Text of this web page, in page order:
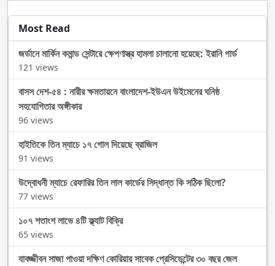
Most Read
জর্ডানে মার্কিন কমান্ড সেন্টারে ক্ষেপণাস্ত্র হামলা চালানো হয়েছে: ইরানি গার্ড
121 views
বাসস দেশ-৫৪ : নারীর ক্ষমতায়নে বাংলাদেশ-ইউএন উইমেনের ঘনিষ্ঠ
সহযোগিতার অঙ্গীকার
96 views
হাইতিকে তিন ম্যাচে ১৭ গোল দিয়েছে ব্রাজিল
91 views
উদ্বোধনী ম্যাচে রেফারির তিন লাল কার্ডের সিদ্ধান্ত কি সঠিক ছিলো?
77 views
১০৭ শতাংশ লাভে ৪টি ফ্ল্যাট বিক্রি
65 views
যাবজ্জীবন সাজা পাওয়া দক্ষিণ কোরিয়ার সাবেক প্রেসিডেন্টের ৩০ বছর জেল